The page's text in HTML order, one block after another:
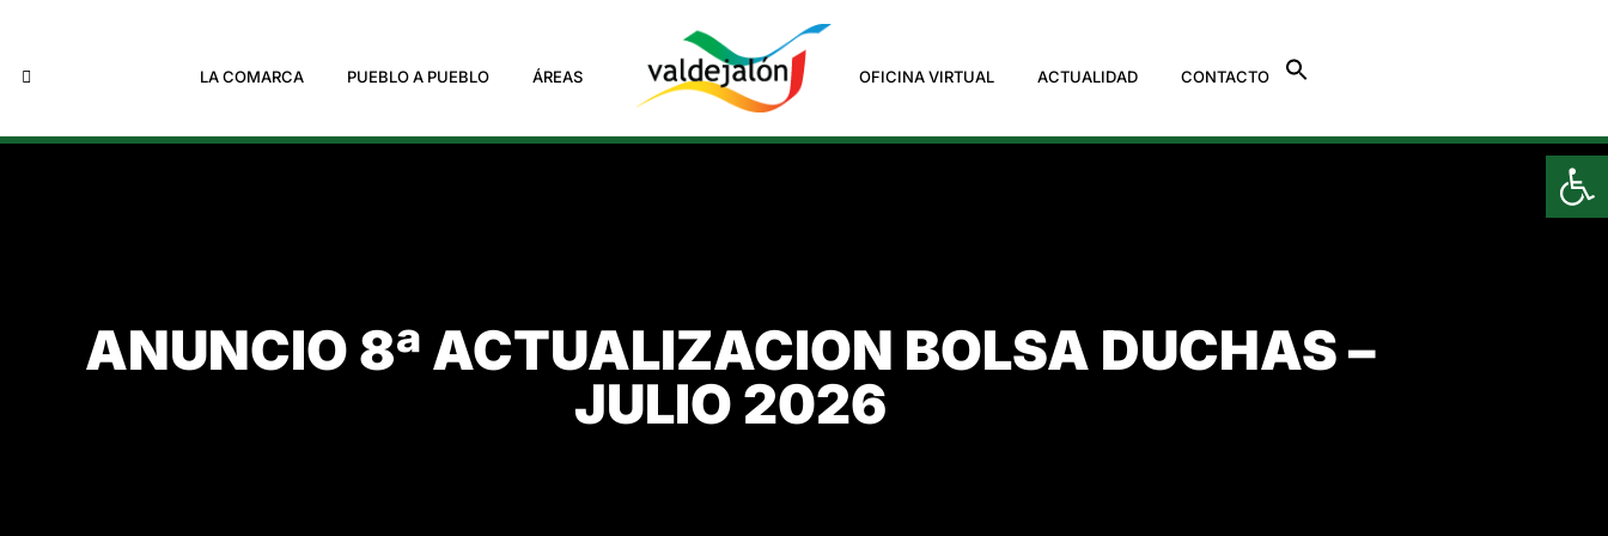
LA COMARCA PUEBLO A PUEBLO ÁREAS OFICINA VIRTUAL ACTUALIDAD CONTACTO
ANUNCIO 8ª ACTUALIZACION BOLSA DUCHAS –
JULIO 2026